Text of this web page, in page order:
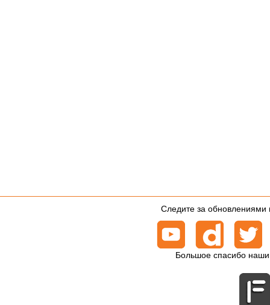
Следите за обновлениями
Большое спасибо